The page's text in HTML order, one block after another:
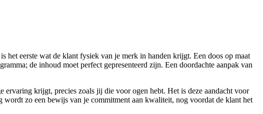
het eerste wat de klant fysiek van je merk in handen krijgt. Een doos op maat
de inhoud moet perfect gepresenteerd zijn. Een doordachte aanpak van
ervaring krijgt, precies zoals jij die voor ogen hebt. Het is deze aandacht voor
wordt zo een bewijs van je commitment aan kwaliteit, nog voordat de klant het